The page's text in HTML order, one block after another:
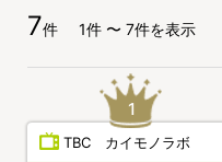
7件 1件 〜 7件を表示
TBC カイモノラボ